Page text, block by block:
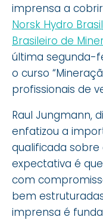
imprensa a
Norsk Hydro Brasil
Brasileiro de
última segunda-
o curso
profissionais de
Raul Jungmann,
enfatizou a
qualificada sobre
expectativa é
com
bem
imprensa é